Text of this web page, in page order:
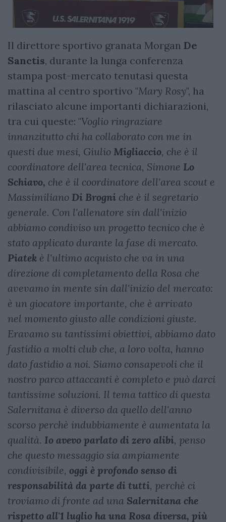
Il direttore sportivo granata Morgan De
Sanctis, durante la lunga conferenza
stampa post-mercato tenutasi questa
mattina al centro sportivo "Mary Rosy", ha
rilasciato alcune importanti dichiarazioni,
tra cui queste: "Voglio ringraziare
innanzitutto chi ha collaborato con me in
questi due mesi, Giulio Migliaccio, che è il
coordinatore dell'area tecnica, Simone Lo
Schiavo, che è il coordinatore dell'area scout e
Massimiliano Di Brogni che è il segretario
generale. Con l'allenatore sin dall'inizio
abbiamo condiviso un progetto tecnico che è
stato applicato durante la fase di mercato.
Piatek è l'ultimo acquisto che va in una
direzione di completamento della Rosa che
avevamo in mente sin dall'inizio del mercato:
è un giocatore importante, che è arrivato
nel momento giusto alle condizioni giuste.
Eravamo su tantissimi obiettivi, abbiamo dato
fastidio a molti club che, a loro volta, hanno
dato fastidio a noi. Siamo consapevoli che il
nostro parco attaccanti è completo e può darci
tantissime soluzioni. Il tema tattico di questa
Salernitana è diverso da quello dell'anno
scorso perchè indubbiamente è aumentata la
qualità. Io avevo parlato di zero alibi, penso
che questo messaggio sia ampiamente
condivisibile, oggi è profondo senso di
responsabilità da parte di tutti, perchè ci
troviamo di fronte ad una Salernitana che
rispetto all'1 luglio ha una Rosa diversa, più